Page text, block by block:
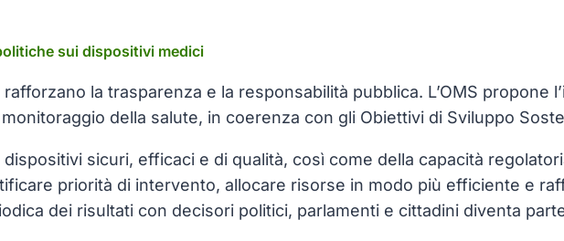
sui dispositivi medici
la trasparenza e la responsabilità pubblica. L’OMS propone
della salute, in coerenza con gli Obiettivi di Sviluppo
dispositivi sicuri, efficaci e di qualità, così come della capacità
priorità di intervento, allocare risorse in modo più efficiente e
dei risultati con decisori politici, parlamenti e cittadini diventa